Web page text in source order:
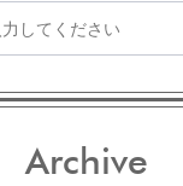
Archive